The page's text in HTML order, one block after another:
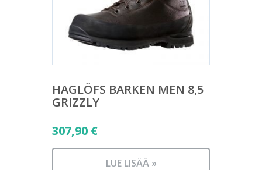
HAGLÖFS BARKEN MEN 8,5
GRIZZLY
307,90 €
LUE LISÄÄ »